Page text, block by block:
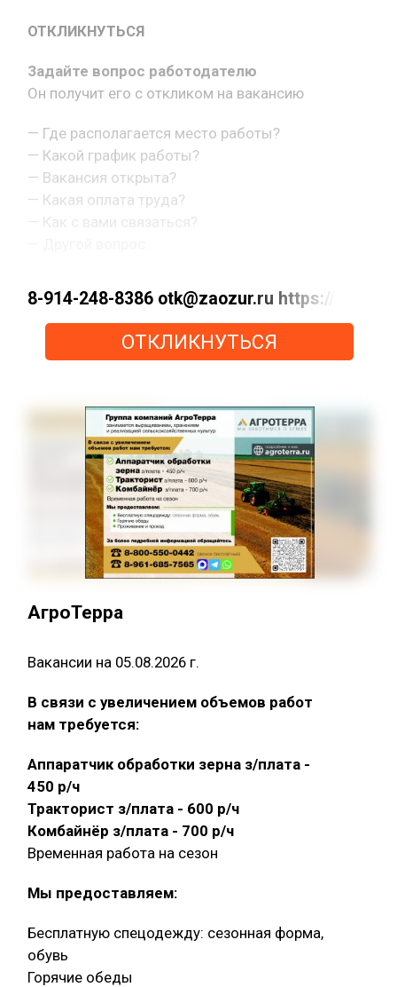
ОТКЛИКНУТЬСЯ
Задайте вопрос работодателю
Он получит его с откликом на вакансию
— Где располагается место работы?
— Какой график работы?
— Вакансия открыта?
— Какая оплата труда?
— Как с вами связаться?
8-914-248-8386 otk@zaozur.ru https://
ОТКЛИКНУТЬСЯ
АгроТерра
Вакансии на 05.08.2026 г.
В связи с увеличением объемов работ
нам требуется:
Аппаратчик обработки зерна з/плата -
450 р/ч
Тракторист з/плата - 600 р/ч
Комбайнёр з/плата - 700 р/ч
Временная работа на сезон
Мы предоставляем:
Бесплатную спецодежду: сезонная форма,
обувь
Горячие обеды